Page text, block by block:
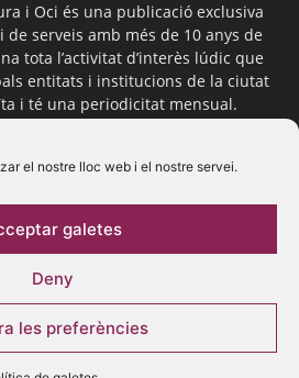
el nostre lloc web i el nostre servei.
galetes
Deny
les preferències
i Oci és una publicació exclusiva
serveis amb més de 10 anys de
tota l’activitat d’interès lúdic que
entitats i institucions de la ciutat
i té una periodicitat mensual.
nos